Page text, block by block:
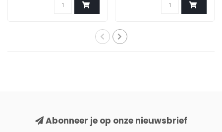
Abonneer je op onze nieuwsbrief